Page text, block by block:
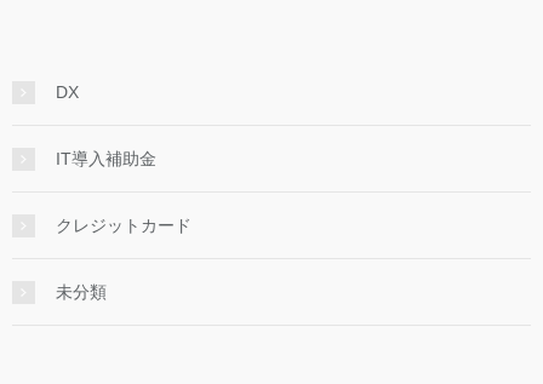
DX
IT導入補助金
クレジットカード
未分類